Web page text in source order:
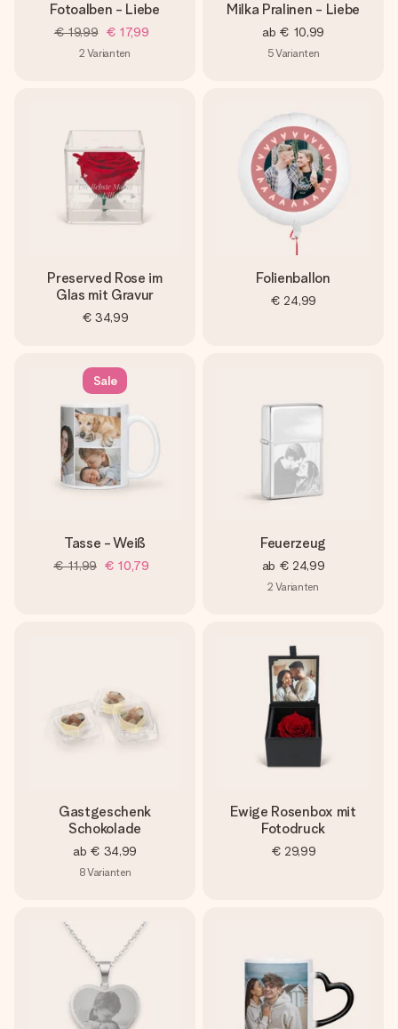
Fotoalben - Liebe
€ 19,99 € 17,99
2 Varianten
Milka Pralinen - Liebe
ab € 10,99
5Varianten
Preserved Rose im
Glas mit Gravur
€ 34,99
Folienballon
€ 24,99
Sale
Tasse - Weiß
€ 11,99 € 10,79
Feuerzeug
ab € 24,99
2 Varianten
Gastgeschenk
Schokolade
ab € 34,99
8Varianten
Ewige Rosenbox mit
Fotodruck
€ 29,99